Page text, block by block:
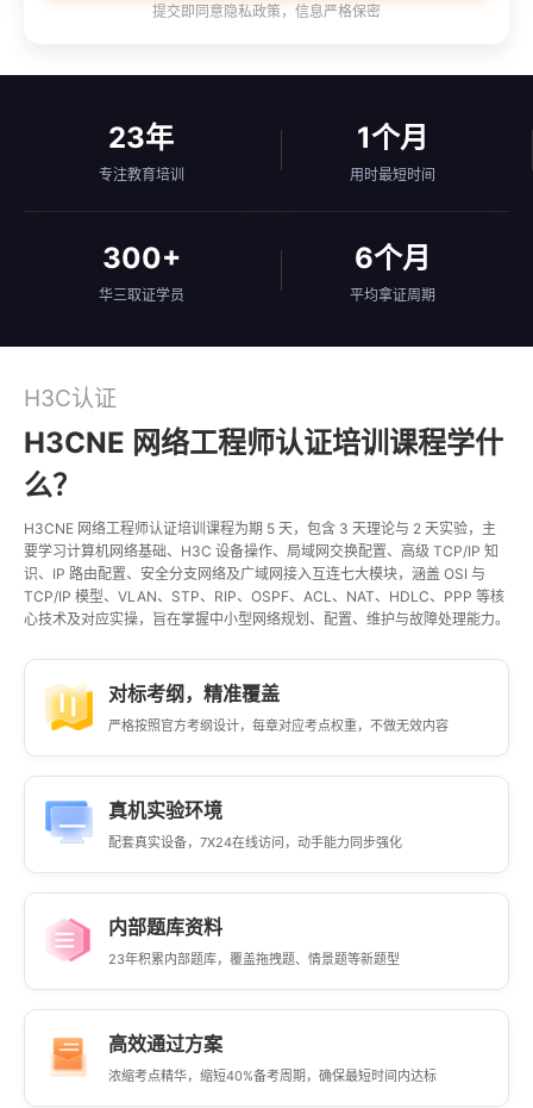
提交即同意隐私政策，信息严格保密
23年
专注教育培训
1个月
用时最短时间
300+
华三取证学员
6个月
平均拿证周期
H3C认证
H3CNE 网络工程师认证培训课程学什
么？
H3CNE 网络工程师认证培训课程为期 5 天，包含 3 天理论与 2 天实验，主
要学习计算机网络基础、H3C 设备操作、局域网交换配置、高级 TCP/IP 知
识、IP 路由配置、安全分支网络及广域网接入互连七大模块，涵盖 OSI 与
TCP/IP 模型、VLAN、STP、RIP、OSPF、ACL、NAT、HDLC、PPP 等核
心技术及对应实操，旨在掌握中小型网络规划、配置、维护与故障处理能力。
对标考纲，精准覆盖
严格按照官方考纲设计，每章对应考点权重，不做无效内容
真机实验环境
配套真实设备，7X24在线访问，动手能力同步强化
内部题库资料
23年积累内部题库，覆盖拖拽题、情景题等新题型
高效通过方案
浓缩考点精华，缩短40%备考周期，确保最短时间内达标